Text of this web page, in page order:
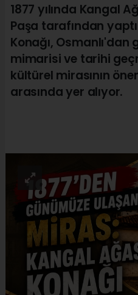
1877 yılında Kangal
Paşa tarafından
Konağı, Osmanlı'dan
mimarisi ve tarihi
kültürel mirasının
arasında yer alıyor.